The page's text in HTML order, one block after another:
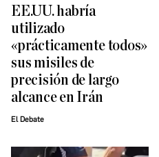
EE.UU. habría
utilizado
«prácticamente todos»
sus misiles de
precisión de largo
alcance en Irán
El Debate